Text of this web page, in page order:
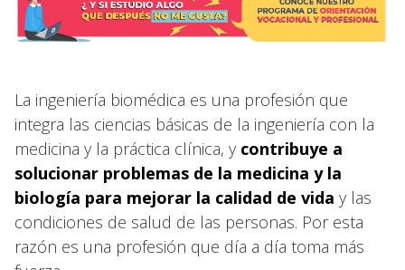
La ingeniería biomédica es una profesión que
integra las ciencias básicas de la ingeniería con la
medicina y la práctica clínica, y contribuye a
solucionar problemas de la medicina y la
biología para mejorar la calidad de vida y las
condiciones de salud de las personas. Por esta
razón es una profesión que día a día toma más